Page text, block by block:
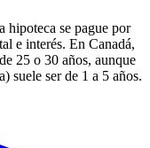
hipoteca se pague por
e interés. En Canadá,
25 o 30 años, aunque
suele ser de 1 a 5 años.